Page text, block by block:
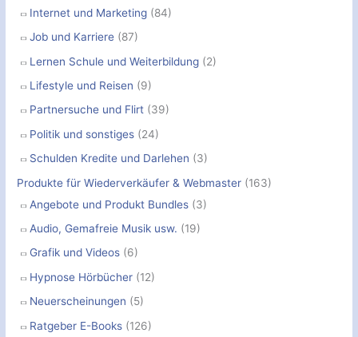
Internet und Marketing (84)
Job und Karriere (87)
Lernen Schule und Weiterbildung (2)
Lifestyle und Reisen (9)
Partnersuche und Flirt (39)
Politik und sonstiges (24)
Schulden Kredite und Darlehen (3)
Produkte für Wiederverkäufer & Webmaster (163)
Angebote und Produkt Bundles (3)
Audio, Gemafreie Musik usw. (19)
Grafik und Videos (6)
Hypnose Hörbücher (12)
Neuerscheinungen (5)
Ratgeber E-Books (126)